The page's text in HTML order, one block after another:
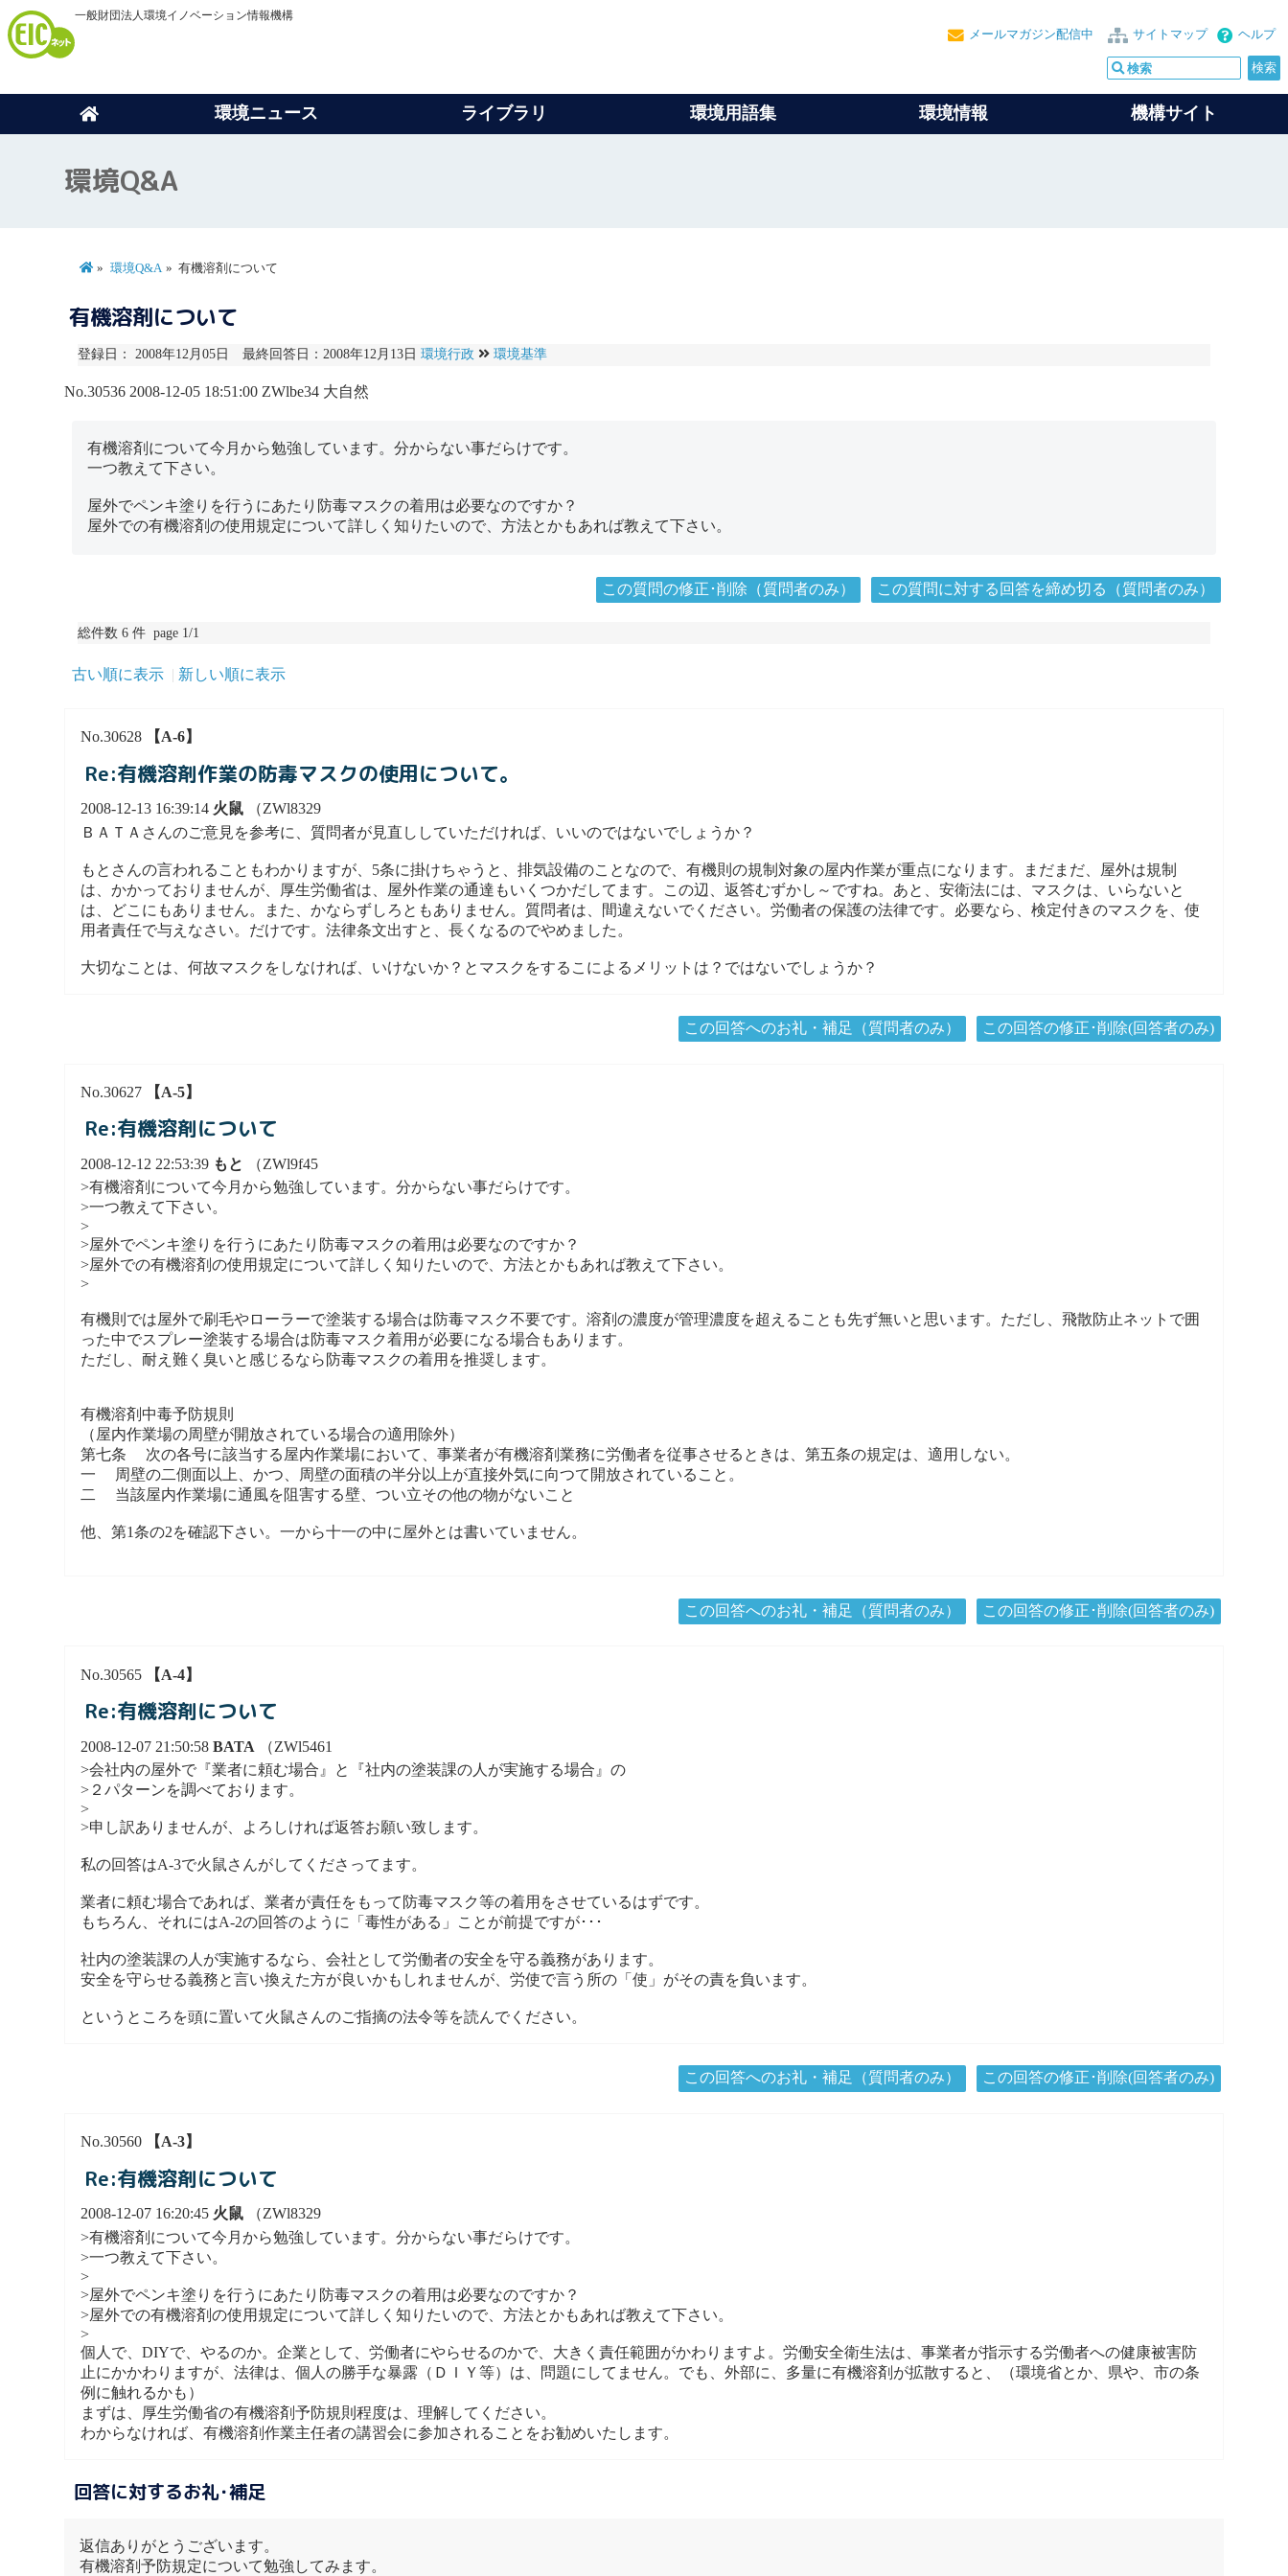
一般財団法人環境イノベーション情報機構
ヘルプ
サイトマップ
メールマガジン配信中
環境ニュース ライブラリ 環境用語集 環境情報 機構サイト
環境Q&A
環境Q&A 有機溶剤について
有機溶剤について
登録日： 2008年12月05日 最終回答日：2008年12月13日 環境行政 環境基準
No.30536 2008-12-05 18:51:00 ZWlbe34 大自然
有機溶剤について今月から勉強しています。分からない事だらけです。
一つ教えて下さい。
屋外でペンキ塗りを行うにあたり防毒マスクの着用は必要なのですか？
屋外での有機溶剤の使用規定について詳しく知りたいので、方法とかもあれば教えて下さい。
この質問の修正･削除（質問者のみ） この質問に対する回答を締め切る（質問者のみ）
総件数 6 件 page 1/1
古い順に表示 新しい順に表示
No.30628 【A-6】
Re:有機溶剤作業の防毒マスクの使用について。
2008-12-13 16:39:14 火鼠 （ZWl8329
ＢＡＴＡさんのご意見を参考に、質問者が見直ししていただければ、いいのではないでしょうか？
もとさんの言われることもわかりますが、5条に掛けちゃうと、排気設備のことなので、有機則の規制対象の屋内作業が重点になります。まだまだ、屋外は規制
は、かかっておりませんが、厚生労働省は、屋外作業の通達もいくつかだしてます。この辺、返答むずかし～ですね。あと、安衛法には、マスクは、いらないと
は、どこにもありません。また、かならずしろともありません。質問者は、間違えないでください。労働者の保護の法律です。必要なら、検定付きのマスクを、使
用者責任で与えなさい。だけです。法律条文出すと、長くなるのでやめました。
大切なことは、何故マスクをしなければ、いけないか？とマスクをするこによるメリットは？ではないでしょうか？
この回答へのお礼・補足（質問者のみ） この回答の修正･削除(回答者のみ)
No.30627 【A-5】
Re:有機溶剤について
2008-12-12 22:53:39 もと
（ZWl9f45
>有機溶剤について今月から勉強しています。分からない事だらけです。
>一つ教えて下さい。
>
>屋外でペンキ塗りを行うにあたり防毒マスクの着用は必要なのですか？
>屋外での有機溶剤の使用規定について詳しく知りたいので、方法とかもあれば教えて下さい。
>
有機則では屋外で刷毛やローラーで塗装する場合は防毒マスク不要です。溶剤の濃度が管理濃度を超えることも先ず無いと思います。ただし、飛散防止ネットで囲
った中でスプレー塗装する場合は防毒マスク着用が必要になる場合もあります。
ただし、耐え難く臭いと感じるなら防毒マスクの着用を推奨します。
有機溶剤中毒予防規則
（屋内作業場の周壁が開放されている場合の適用除外）
第七条 次の各号に該当する屋内作業場において、事業者が有機溶剤業務に労働者を従事させるときは、第五条の規定は、適用しない。
一 周壁の二側面以上、かつ、周壁の面積の半分以上が直接外気に向つて開放されていること。
二 当該屋内作業場に通風を阻害する壁、つい立その他の物がないこと
他、第1条の2を確認下さい。一から十一の中に屋外とは書いていません。
この回答へのお礼・補足（質問者のみ） この回答の修正･削除(回答者のみ)
No.30565 【A-4】
Re:有機溶剤について
2008-12-07 21:50:58BATA （ZWl5461
>会社内の屋外で『業者に頼む場合』と『社内の塗装課の人が実施する場合』の
>２パターンを調べております。
>
>申し訳ありませんが、よろしければ返答お願い致します。
私の回答はA-3で火鼠さんがしてくださってます。
業者に頼む場合であれば、業者が責任をもって防毒マスク等の着用をさせているはずです。
もちろん、それにはA-2の回答のように「毒性がある」ことが前提ですが･･･
社内の塗装課の人が実施するなら、会社として労働者の安全を守る義務があります。
安全を守らせる義務と言い換えた方が良いかもしれませんが、労使で言う所の「使」がその責を負います。
というところを頭に置いて火鼠さんのご指摘の法令等を読んでください。
この回答へのお礼・補足（質問者のみ） この回答の修正･削除(回答者のみ)
No.30560 【A-3】
Re:有機溶剤について
2008-12-07 16:20:45 火鼠 （ZWl8329
>有機溶剤について今月から勉強しています。分からない事だらけです。
>一つ教えて下さい。
>
>屋外でペンキ塗りを行うにあたり防毒マスクの着用は必要なのですか？
>屋外での有機溶剤の使用規定について詳しく知りたいので、方法とかもあれば教えて下さい。
>
個人で、DIYで、やるのか。企業として、労働者にやらせるのかで、大きく責任範囲がかわりますよ。労働安全衛生法は、事業者が指示する労働者への健康被害防
止にかかわりますが、法律は、個人の勝手な暴露（ＤＩＹ等）は、問題にしてません。でも、外部に、多量に有機溶剤が拡散すると、（環境省とか、県や、市の条
例に触れるかも）
まずは、厚生労働省の有機溶剤予防規則程度は、理解してください。
わからなければ、有機溶剤作業主任者の講習会に参加されることをお勧めいたします。
回答に対するお礼･補足
返信ありがとうございます。
有機溶剤予防規定について勉強してみます。